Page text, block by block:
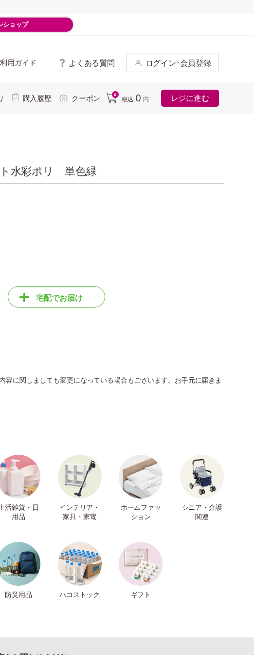
ショップ
用ガイド よくある質問 ログイン･会員登録
購入履歴 クーポン 0
税込 0 円 レジに進む
水彩ポリ 単色緑
宅配でお届け
に関しましても変更になっている場合もございます。お手元に届きま
活雑貨・日
用品
インテリア・
家具・家電
ホームファッ
ション
シニア・介護
関連
防災用品 ハコストック ギフト